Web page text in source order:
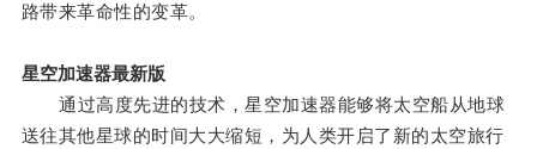
路带来革命性的变革。
星空加速器最新版
通过高度先进的技术，星空加速器能够将太空船从地球
送往其他星球的时间大大缩短，为人类开启了新的太空旅行